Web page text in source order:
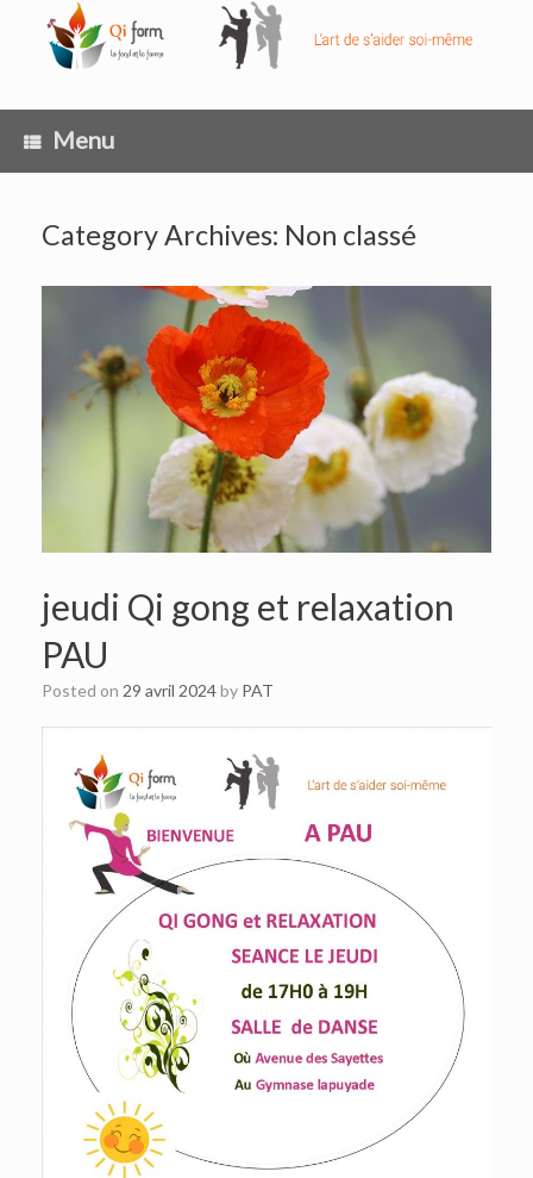
content
Menu
Category Archives: Non classé
jeudi Qi gong et relaxation
PAU
Posted on 29 avril 2024by PAT